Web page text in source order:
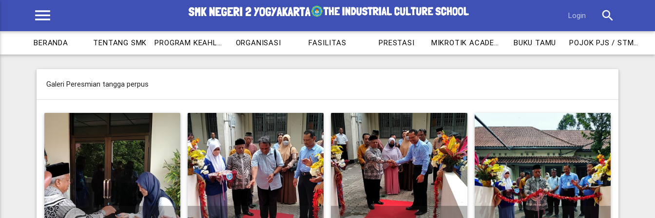
Login search
menu
BERANDA TENTANG SMK PROGRAM KEAHLIAN ORGANISASI FASILITAS PRESTASI MIKROTIK ACADEMY BUKU TAMU POJOK PJS / STM 1
Galeri Peresmian tangga perpus